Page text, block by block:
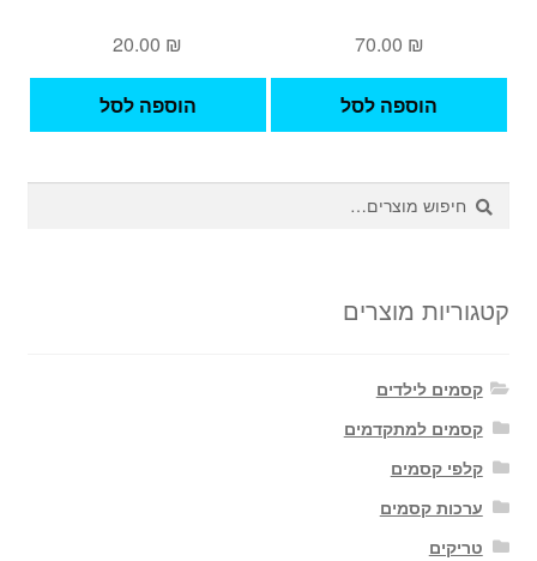
70.00 ₪
הוספה לסל
20.00 ₪
הוספה לסל
חיפוש
עבור:
חיפוש
קטגוריות מוצרים
קסמים לילדים
קסמים למתקדמים
קלפי קסמים
ערכות קסמים
טריקים